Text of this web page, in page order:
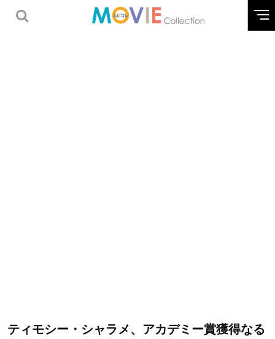
ティモシー・シャラメ、アカデミー賞獲得なる